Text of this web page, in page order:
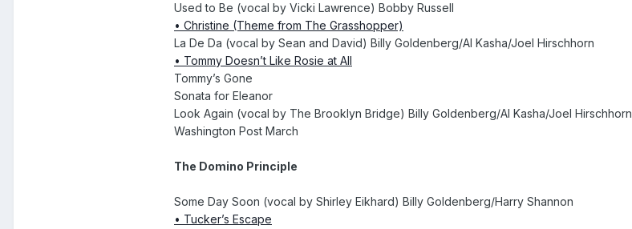
Used to Be (vocal by Vicki Lawrence) Bobby Russell
• Christine (Theme from The Grasshopper)
La De Da (vocal by Sean and David) Billy Goldenberg/Al Kasha/Joel Hirschhorn
• Tommy Doesn’t Like Rosie at All
Tommy’s Gone
Sonata for Eleanor
Look Again (vocal by The Brooklyn Bridge) Billy Goldenberg/Al Kasha/Joel Hirschhorn
Washington Post March
The Domino Principle
Some Day Soon (vocal by Shirley Eikhard) Billy Goldenberg/Harry Shannon
• Tucker’s Escape